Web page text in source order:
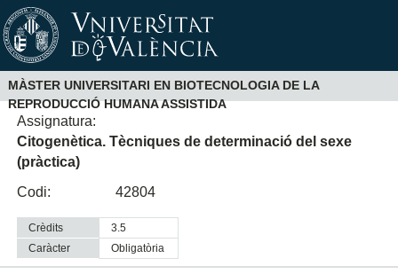
MÀSTER UNIVERSITARI EN BIOTECNOLOGIA DE LA
REPRODUCCIÓ HUMANA ASSISTIDA
Assignatura:
Citogenètica. Tècniques de determinació del sexe
(pràctica)
Codi:
42804
Crèdits
3.5
Caràcter
obligatòria